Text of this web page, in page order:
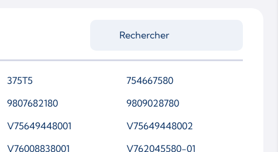
375T5
754667580
9807682180
9809028780
V75649448001
V75649448002
V76008838001
V762045580-01